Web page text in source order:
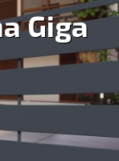
Giga